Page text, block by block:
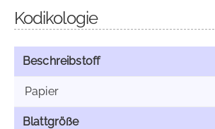
Kodikologie
Beschreibstoff
Papier
Blattgröße